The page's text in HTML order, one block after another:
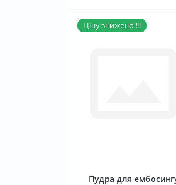
Ціну знижено !!!
Пудра для